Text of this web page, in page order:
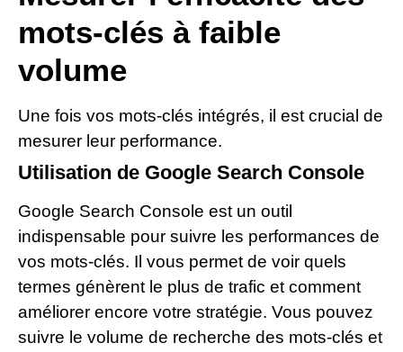
mots-clés à faible
volume
Une fois vos mots-clés intégrés, il est crucial de
mesurer leur performance.
Utilisation de Google Search Console
Google Search Console est un outil
indispensable pour suivre les performances de
vos mots-clés. Il vous permet de voir quels
termes génèrent le plus de trafic et comment
améliorer encore votre stratégie. Vous pouvez
suivre le volume de recherche des mots-clés et